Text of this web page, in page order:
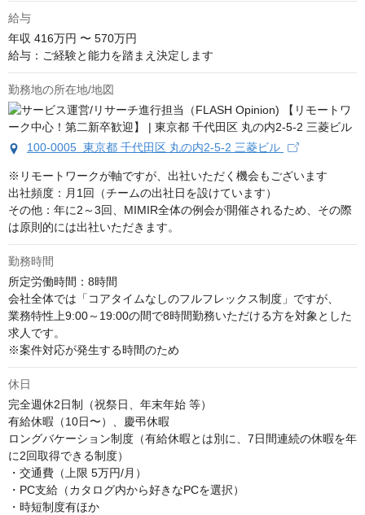
給与
年収 416万円 〜 570万円
給与：ご経験と能力を踏まえ決定します
勤務地の所在地/地図
100-0005 東京都 千代田区 丸の内2-5-2 三菱ビル
※リモートワークが軸ですが、出社いただく機会もございます
出社頻度：月1回（チームの出社日を設けています）
その他：年に2～3回、MIMIR全体の例会が開催されるため、その際
は原則的には出社いただきます。
勤務時間
所定労働時間：8時間
会社全体では「コアタイムなしのフルフレックス制度」ですが、
業務特性上9:00～19:00の間で8時間勤務いただける方を対象とした
求人です。
※案件対応が発生する時間のため
休日
完全週休2日制（祝祭日、年末年始 等）
有給休暇（10日〜）、慶弔休暇
ロングバケーション制度（有給休暇とは別に、7日間連続の休暇を年
に2回取得できる制度）
・交通費（上限 5万円/月）
・PC支給（カタログ内から好きなPCを選択）
・時短制度有ほか